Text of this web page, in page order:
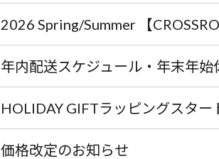
2026 Spring/Summer 【
年内配送スケジュール・年末年始
HOLIDAY GIFTラッピングスター
価格改定のお知らせ